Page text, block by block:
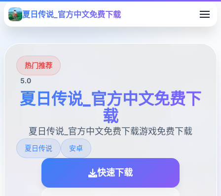
夏日传说_官方中文免费下载
热门推荐
5.0
夏日传说_官方中文免费下
载
夏日传说_官方中文免费下载游戏免费下载
夏日传说 安卓
快速下载